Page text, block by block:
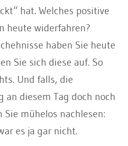
hat. Welches positive
heute widerfahren?
haben Sie heute
Sie sich diese auf. So
Und falls, die
an diesem Tag doch noch
Sie mühelos nachlesen:
es ja gar nicht.